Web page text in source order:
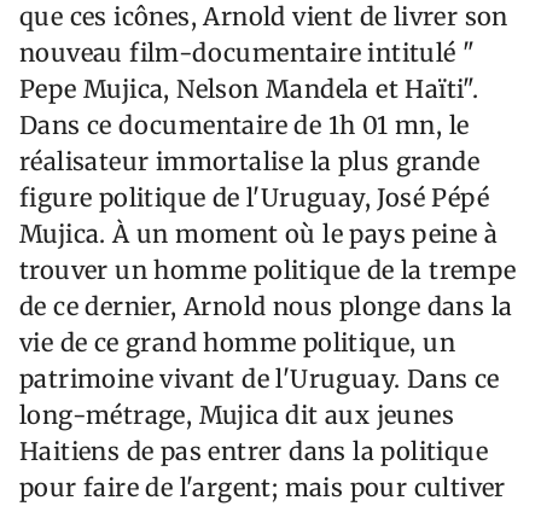
que ces icônes, Arnold vient de livrer son
nouveau film-documentaire intitulé "
Pepe Mujica, Nelson Mandela et Haïti".
Dans ce documentaire de 1h 01 mn, le
réalisateur immortalise la plus grande
figure politique de l'Uruguay, José Pépé
Mujica. À un moment où le pays peine à
trouver un homme politique de la trempe
de ce dernier, Arnold nous plonge dans la
vie de ce grand homme politique, un
patrimoine vivant de l'Uruguay. Dans ce
long-métrage, Mujica dit aux jeunes
Haitiens de pas entrer dans la politique
pour faire de l'argent; mais pour cultiver